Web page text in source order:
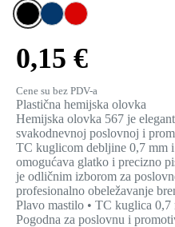
0,15 €
Cene su bez PDV-a
Plastična hemijska olovka
Hemijska olovka 567 je
svakodnevnoj poslovnoj i
TC kuglicom debljine 0,7 mm
omogućava glatko i precizno
je odličnim izborom za
profesionalno obeležavanje
Plavo mastilo • TC kuglica 0,7
Pogodna za poslovnu i